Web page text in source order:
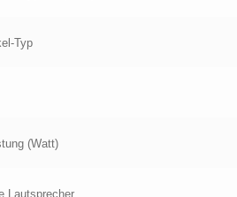
Typ
(Watt)
Lautsprecher